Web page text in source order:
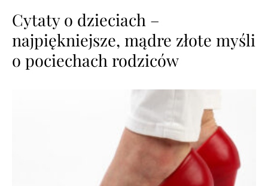
Cytaty o dzieciach –
najpiękniejsze, mądre złote myśli
o pociechach rodziców